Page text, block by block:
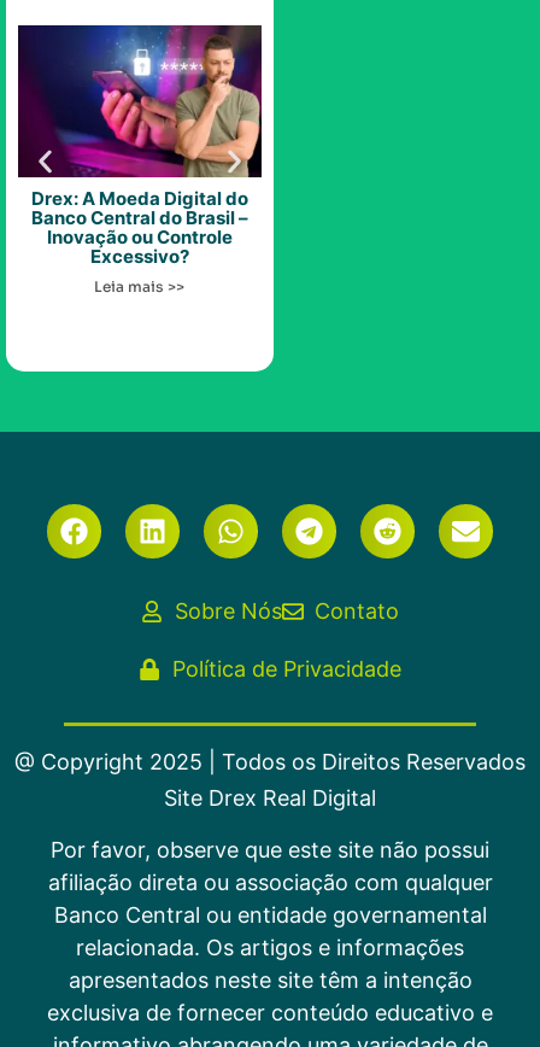
Drex: A Moeda Digital do
Banco Central do Brasil –
Inovação ou Controle
Excessivo?
Leia mais >>
Sobre Nós Contato
Política de Privacidade
@ Copyright 2025 | Todos os Direitos Reservados
Site Drex Real Digital
Por favor, observe que este site não possui
afiliação direta ou associação com qualquer
Banco Central ou entidade governamental
relacionada. Os artigos e informações
apresentados neste site têm a intenção
exclusiva de fornecer conteúdo educativo e